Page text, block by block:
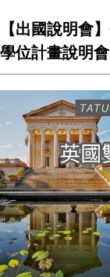
【出國說明會
學位計畫說明會